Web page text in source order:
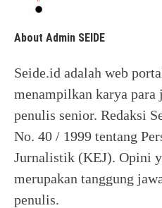
About Admin SEIDE
Seide.id adalah web
menampilkan karya
penulis senior. Redaksi
No. 40 / 1999 tentang
Jurnalistik (KEJ). Opini
merupakan tanggung
penulis.